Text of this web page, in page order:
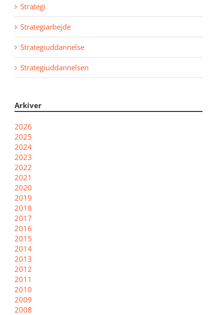
Strategi
Strategiarbejde
Strategiuddannelse
Strategiuddannelsen
Arkiver
2026
2025
2024
2023
2022
2021
2020
2019
2018
2017
2016
2015
2014
2013
2012
2011
2010
2009
2008